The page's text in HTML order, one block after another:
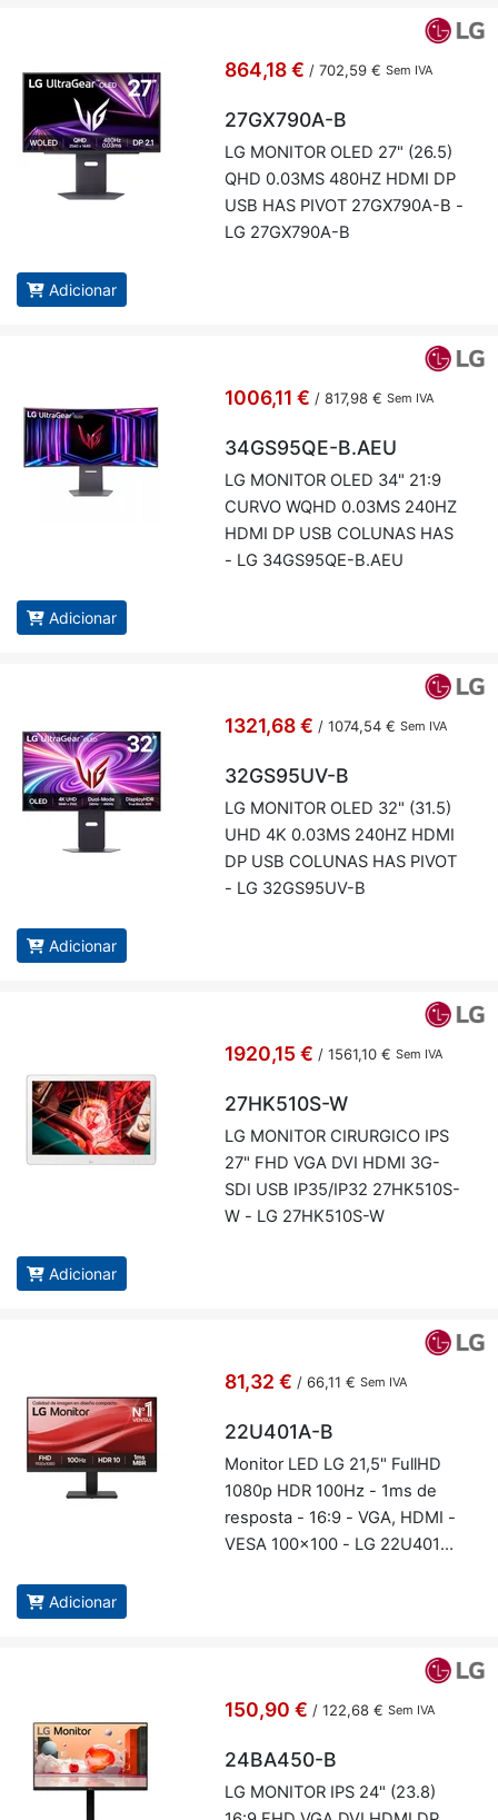
864,18 € / 702,59 € Sem IVA
27GX790A-B
LG MO­NITOR OLED 27" (26.5)
QHD 0.03MS 480HZ HDMI DP
USB HAS PIVOT 27GX790A-B -
LG 27GX790A-B
Adicionar
1006,11 € / 817,98 € Sem IVA
34GS95QE-B.AEU
LG MO­NITOR OLED 34" 21:9
CURVO WQHD 0.03MS 240HZ
HDMI DP USB CO­LUNAS HAS
- LG 34GS95QE-B.AEU
Adicionar
1321,68 € / 1074,54 € Sem IVA
32GS95UV-B
LG MO­NITOR OLED 32" (31.5)
UHD 4K 0.03MS 240HZ HDMI
DP USB CO­LUNAS HAS PIVOT
- LG 32GS95UV-B
Adicionar
1920,15 € / 1561,10 € Sem IVA
27HK510S-W
LG MO­NITOR CI­RUR­GICO IPS
27" FHD VGA DVI HDMI 3G-
SDI USB IP35/IP32 27HK510S-
W - LG 27HK510S-W
Adicionar
81,32 € / 66,11 € Sem IVA
22U401A-B
Mo­nitor LED LG 21,5" FullHD
1080p HDR 100Hz - 1ms de
res­posta - 16:9 - VGA, HDMI -
VESA 100x100 - LG 22U401A-
Adicionar
150,90 € / 122,68 € Sem IVA
24BA450-B
LG MO­NITOR IPS 24" (23.8)